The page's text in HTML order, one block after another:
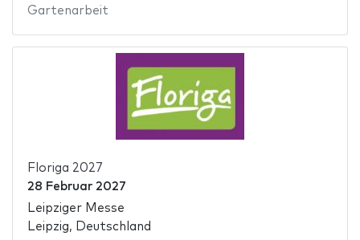
Gartenarbeit
Floriga 2027
28 Februar 2027
Leipziger Messe
Leipzig, Deutschland